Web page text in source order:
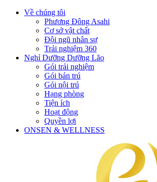
Về chúng tôi
Phương Đông Asahi
Cơ sở vật chất
Đội ngũ nhân sự
Trải nghiệm 360
Nghỉ Dưỡng Dưỡng Lão
Gói trải nghiệm
Gói bán trú
Gói nội trú
Hạng phòng
Tiện ích
Hoạt động
Quyền lợi
ONSEN & WELLNESS